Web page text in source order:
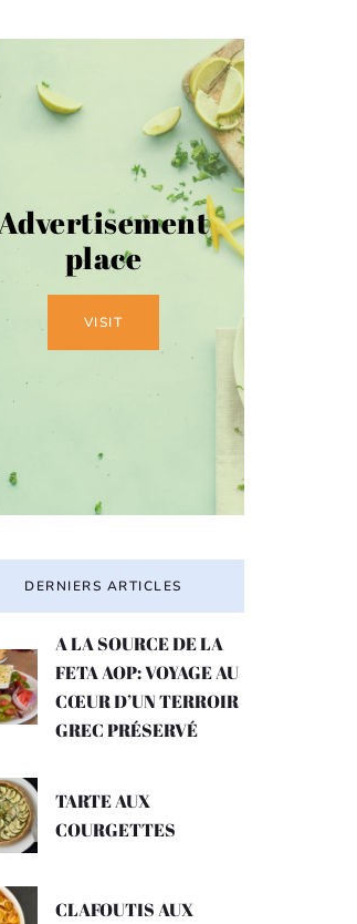
place
VISIT
DERNIERS ARTICLES
A LA SOURCE DE LA
FETA AOP: VOYAGE AU
CŒUR D’UN TERROIR
GREC PRÉSERVÉ
TARTE AUX
COURGETTES
CLAFOUTIS AUX